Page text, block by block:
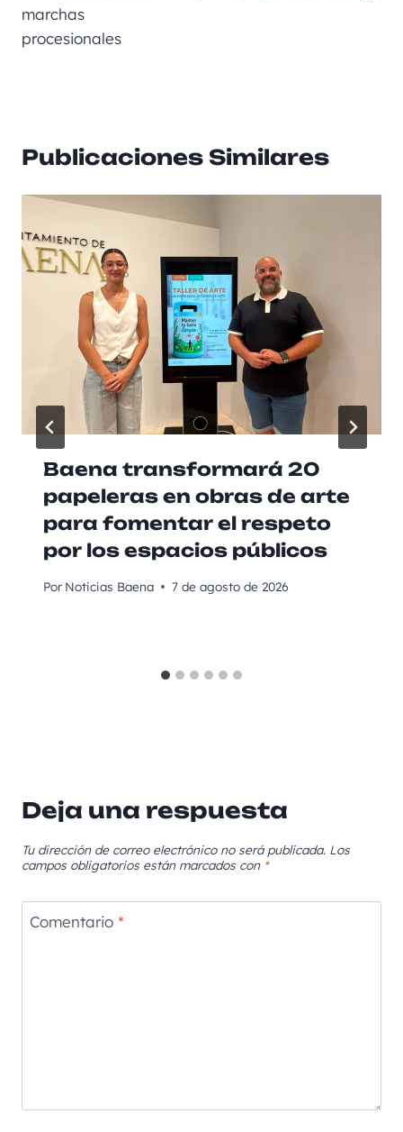
marchas
procesionales
Publicaciones Similares
Baena transformará 20
papeleras en obras de arte
para fomentar el respeto
por los espacios públicos
Por Noticias Baena 7 de agosto de 2026
Deja una respuesta
Tu dirección de correo electrónico no será publicada. Los
campos obligatorios están marcados con *
Comentario *